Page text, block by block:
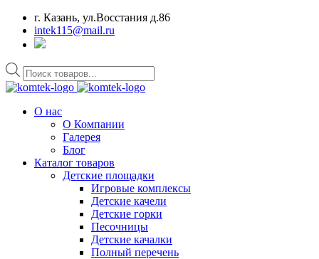
г. Казань, ул.Восстания д.86
intek115@mail.ru
Поиск
товаров
О нас
О Компании
Галерея
Блог
Каталог товаров
Детские площадки
Игровые комплексы
Детские качели
Детские горки
Песочницы
Детские качалки
Полный перечень